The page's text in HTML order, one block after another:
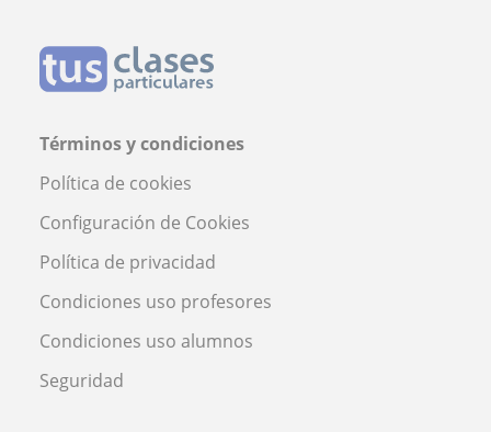
Términos y condiciones
Política de cookies
Configuración de Cookies
Política de privacidad
Condiciones uso profesores
Condiciones uso alumnos
Seguridad